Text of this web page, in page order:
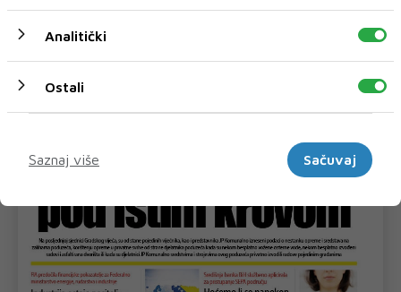
Analitički
Ostali
Saznaj više
Sačuvaj